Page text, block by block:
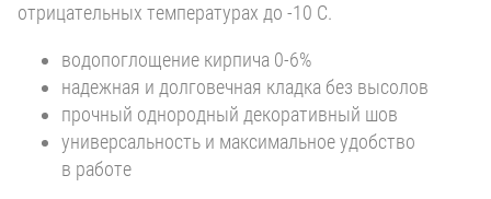
отрицательных температурах до -10 С.
водопоглощение кирпича 0-6%
надежная и долговечная кладка без высолов
прочный однородный декоративный шов
универсальность и максимальное удобство
в работе